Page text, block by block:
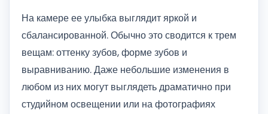
На камере ее улыбка выглядит яркой и
сбалансированной. Обычно это сводится к трем
вещам: оттенку зубов, форме зубов и
выравниванию. Даже небольшие изменения в
любом из них могут выглядеть драматично при
студийном освещении или на фотографиях